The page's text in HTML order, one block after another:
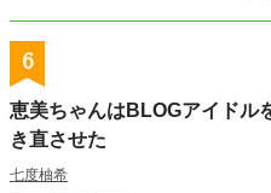
ス・マゾ堕ち」の種が芽
大好きなお姉さん
が出来るのか？ は
6
恵美ちゃんはBLOGアイドル
き直させた
七度柚希